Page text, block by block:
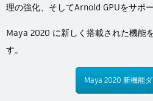
Flow Studio
理の強化、そしてArnold GPUをサポ
Maya 2020 に新しく搭載された機能
す。
Maya 2020 新機能